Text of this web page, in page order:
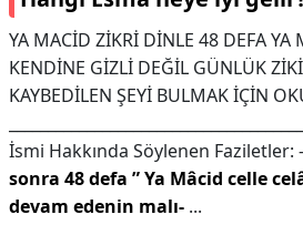
YA MACİD ZİKRİ DİNLE 48 DEFA YA
KENDİNE GİZLİ DEĞİL GÜNLÜK
KAYBEDİLEN ŞEYİ BULMAK İÇİN
İsmi Hakkında Söylenen Faziletler: -
sonra 48 defa ” Ya Mâcid celle
devam edenin malı- ...